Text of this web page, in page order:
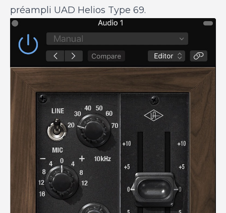
préampli UAD Helios Type 69.